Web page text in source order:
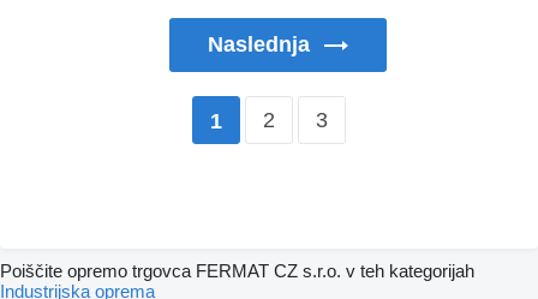
Naslednja
1 2 3
Poiščite opremo trgovca FERMAT CZ s.r.o. v teh kategorijah
Industrijska oprema